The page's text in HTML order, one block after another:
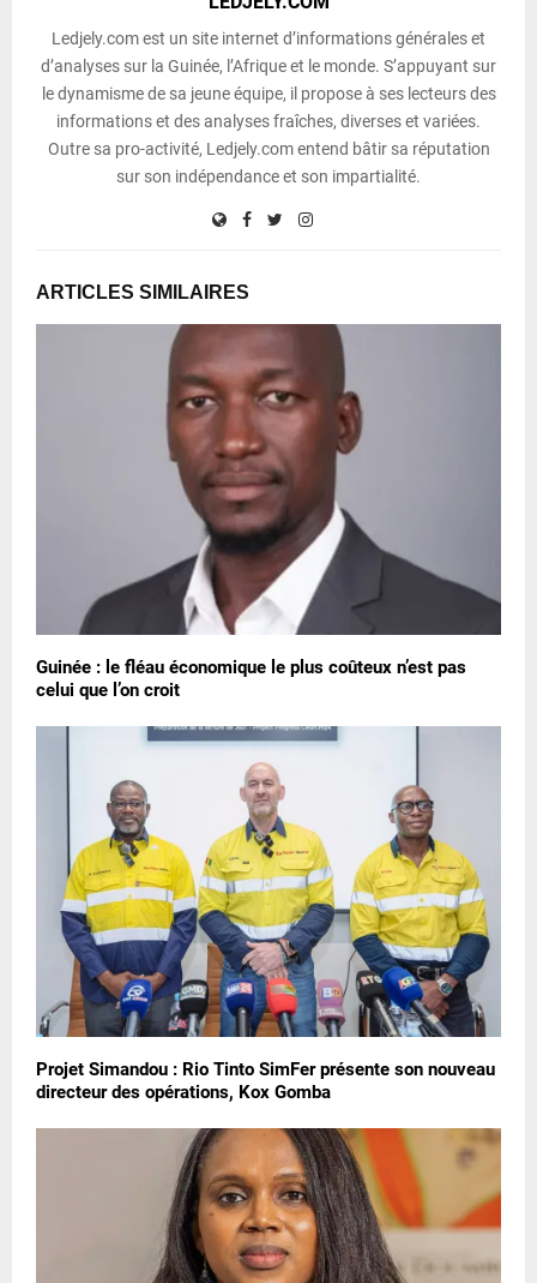
Ledjely.com est un site internet d’informations générales et
d’analyses sur la Guinée, l’Afrique et le monde. S’appuyant sur
le dynamisme de sa jeune équipe, il propose à ses lecteurs des
informations et des analyses fraîches, diverses et variées.
Outre sa pro-activité, Ledjely.com entend bâtir sa réputation
sur son indépendance et son impartialité.
ARTICLES SIMILAIRES
Guinée : le fléau économique le plus coûteux n’est pas
celui que l’on croit
Projet Simandou : Rio Tinto SimFer présente son nouveau
directeur des opérations, Kox Gomba